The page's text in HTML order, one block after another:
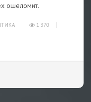
ошеломит.
1 370